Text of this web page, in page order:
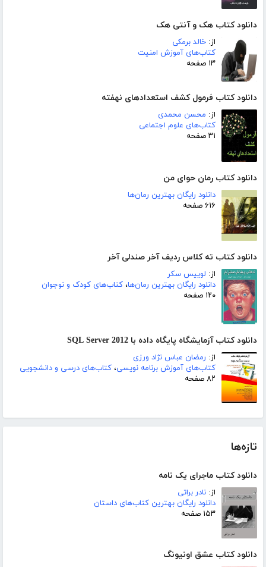
دانلود کتاب هک و آنتی هک
از: خالد برمکی
کتاب‌های آموزش امنیت
۱۳ صفحه
دانلود کتاب فرمول کشف استعدادهای نهفته
از: محسن محمدی
کتاب‌های علوم اجتماعی
۳۱ صفحه
دانلود کتاب رمان حوای من
دانلود رایگان بهترین رمان‌ها
۶۱۶ صفحه
دانلود کتاب ته کلاس ردیف آخر صندلی آخر
از: لوییس سکر
دانلود رایگان بهترین رمان‌ها، کتاب‌های کودک و نوجوان
۱۲۰ صفحه
دانلود کتاب آزمایشگاه پایگاه داده با SQL Server 2012
از: رمضان عباس نژاد ورزی
کتاب‌های آموزش برنامه نویسی، کتاب‌های درسی و دانشجویی
۸۲ صفحه
تازه‌ها
دانلود کتاب ماجرای یک نامه
از: نادر براتی
دانلود رایگان بهترین کتاب‌های داستان
۱۵۳ صفحه
دانلود کتاب عشق اونیونگ